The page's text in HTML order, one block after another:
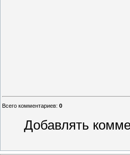
Всего комментариев: 0
Добавлять